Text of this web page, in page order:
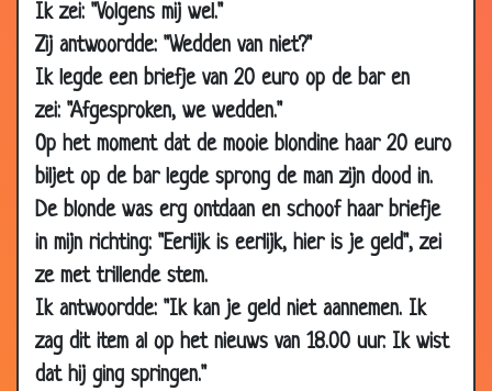
Ik zei: "Volgens mij wel."
Zij antwoordde: "Wedden van niet?"
Ik legde een briefje van 20 euro op de bar en
zei: "Afgesproken, we wedden."
Op het moment dat de mooie blondine haar 20 euro
biljet op de bar legde sprong de man zijn dood in.
De blonde was erg ontdaan en schoof haar briefje
in mijn richting: "Eerlijk is eerlijk, hier is je geld", zei
ze met trillende stem.
Ik antwoordde: "Ik kan je geld niet aannemen. Ik
zag dit item al op het nieuws van 18.00 uur. Ik wist
dat hij ging springen."
30 Nov 2019 Geweldig nieuws